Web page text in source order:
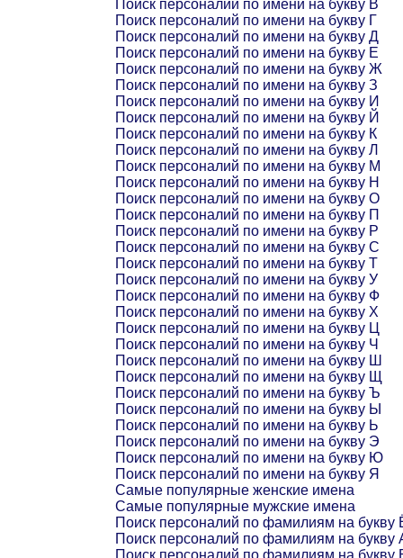
Поиск персоналий по имени на букву В
Поиск персоналий по имени на букву Г
Поиск персоналий по имени на букву Д
Поиск персоналий по имени на букву Е
Поиск персоналий по имени на букву Ж
Поиск персоналий по имени на букву З
Поиск персоналий по имени на букву И
Поиск персоналий по имени на букву Й
Поиск персоналий по имени на букву К
Поиск персоналий по имени на букву Л
Поиск персоналий по имени на букву М
Поиск персоналий по имени на букву Н
Поиск персоналий по имени на букву О
Поиск персоналий по имени на букву П
Поиск персоналий по имени на букву Р
Поиск персоналий по имени на букву С
Поиск персоналий по имени на букву Т
Поиск персоналий по имени на букву У
Поиск персоналий по имени на букву Ф
Поиск персоналий по имени на букву Х
Поиск персоналий по имени на букву Ц
Поиск персоналий по имени на букву Ч
Поиск персоналий по имени на букву Ш
Поиск персоналий по имени на букву Щ
Поиск персоналий по имени на букву Ъ
Поиск персоналий по имени на букву Ы
Поиск персоналий по имени на букву Ь
Поиск персоналий по имени на букву Э
Поиск персоналий по имени на букву Ю
Поиск персоналий по имени на букву Я
Самые популярные женские имена
Самые популярные мужские имена
Поиск персоналий по фамилиям на букву
Поиск персоналий по фамилиям на букву